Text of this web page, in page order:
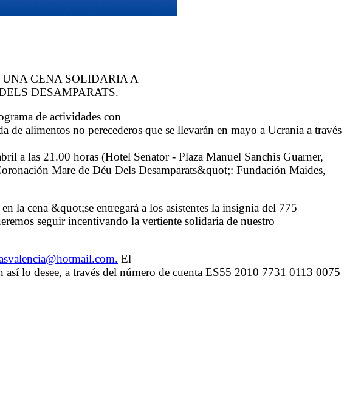
CENA SOLIDARIA A
DESAMPARATS.
de actividades con
alimentos no perecederos que se llevarán en mayo a Ucrania a través
a las 21.00 horas (Hotel Senator - Plaza Manuel Sanchis Guarner,
Mare de Déu Dels Desamparats&quot;: Fundación Maides,
la cena &quot;se entregará a los asistentes la insignia del 775
seguir incentivando la vertiente solidaria de nuestro
. El
lo desee, a través del número de cuenta ES55 2010 7731 0113 0075